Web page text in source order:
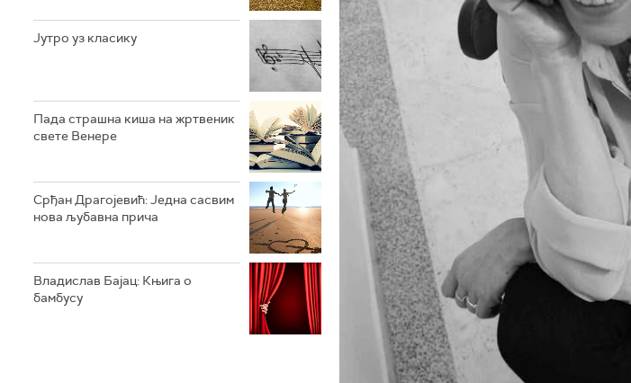
Јутро уз класику
Пада страшна киша на жртвеник
свете Венере
Срђан Драгојевић: Једна сасвим
нова љубавна прича
Владислав Бајац: Књига о
бамбусу